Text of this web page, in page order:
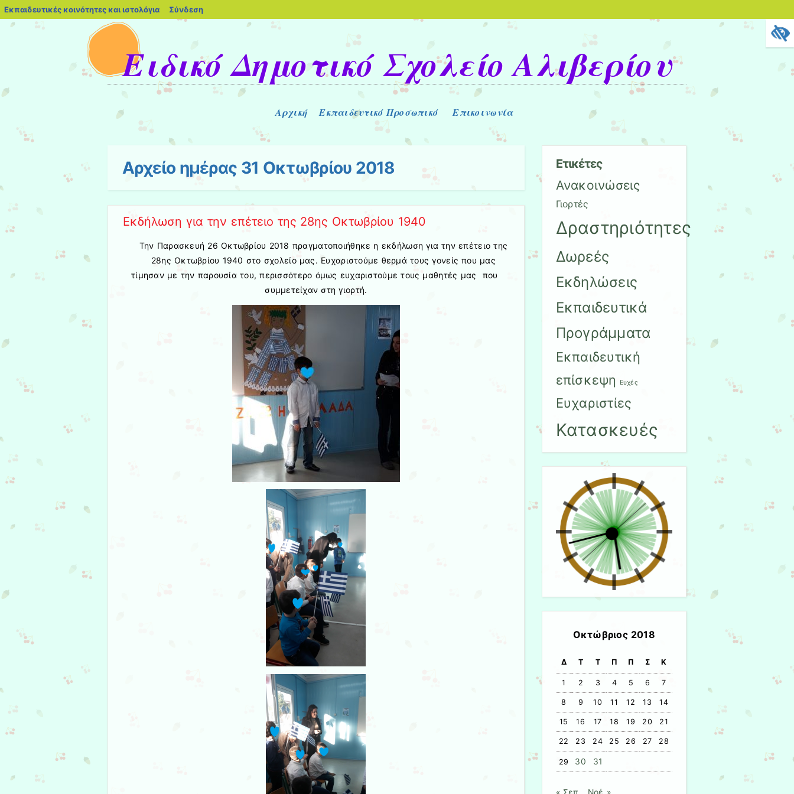
Εκπαιδευτικές κοινότητες και ιστολόγια blogs.sch.gr
Σύνδεση
Ειδικό Δημοτικό Σχολείο Αλιβερίου
Μενού
Μετάβαση στο περιεχόμενο Αρχική Εκπαιδευτικό Προσωπικό Επικοινωνία
Αρχείο ημέρας 31 Οκτωβρίου 2018
Εκδήλωση για την επέτειο της 28ης Οκτωβρίου 1940
Την Παρασκευή 26 Οκτωβρίου 2018 πραγματοποιήθηκε η εκδήλωση για την επέτειο της
28ης Οκτωβρίου 1940 στο σχολείο μας. Ευχαριστούμε θερμά τους γονείς που μας
τίμησαν με την παρουσία του, περισσότερο όμως ευχαριστούμε τους μαθητές μας που
συμμετείχαν στη γιορτή.
Ετικέτες
Ανακοινώσεις
Γιορτές
Δραστηριότητες
Δωρεές
Εκδηλώσεις
Εκπαιδευτικά
Προγράμματα
Εκπαιδευτική
επίσκεψη
Ευχές
Ευχαριστίες
Κατασκευές
Οκτώβριος 2018
Δ Τ Τ Π Π Σ Κ
1 2 3 4 5 6 7
8 9 10 11 12 13 14
15 16 17 18 19 20 21
22 23 24 25 26 27 28
29 30 31